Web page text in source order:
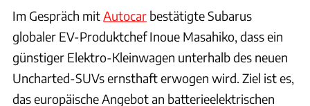
Im Gespräch mitAutocar bestätigte Subarus
globaler EV-Produktchef Inoue Masahiko, dass ein
günstiger Elektro-Kleinwagen unterhalb des neuen
Uncharted-SUVs ernsthaft erwogen wird. Ziel ist es,
das europäische Angebot an batterieelektrischen